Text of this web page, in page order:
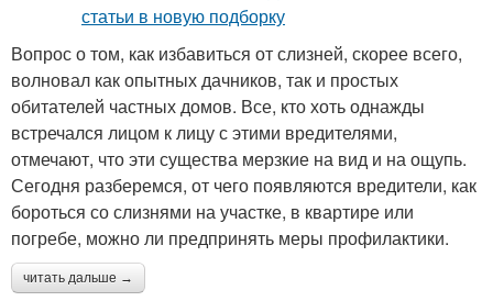
Вопрос о том, как избавиться от слизней, скорее всего,
волновал как опытных дачников, так и простых
обитателей частных домов. Все, кто хоть однажды
встречался лицом к лицу с этими вредителями,
отмечают, что эти существа мерзкие на вид и на ощупь.
Сегодня разберемся, от чего появляются вредители, как
бороться со слизнями на участке, в квартире или
погребе, можно ли предпринять меры профилактики.
читать дальше →